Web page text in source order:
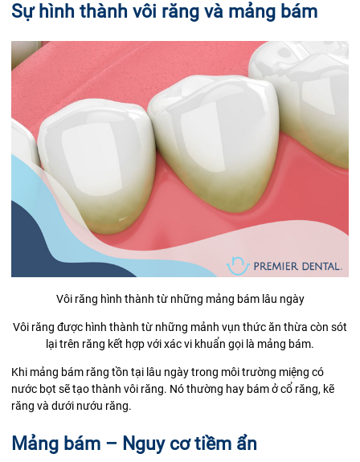
Sự hình thành vôi răng và mảng bám
Vôi răng hình thành từ những mảng bám lâu ngày
Vôi răng được hình thành từ những mảnh vụn thức ăn thừa còn sót
lại trên răng kết hợp với xác vi khuẩn gọi là mảng bám.
Khi mảng bám răng tồn tại lâu ngày trong môi trường miệng có
nước bọt sẽ tạo thành vôi răng. Nó thường hay bám ở cổ răng, kẽ
răng và dưới nướu răng.
Mảng bám – Nguy cơ tiềm ẩn